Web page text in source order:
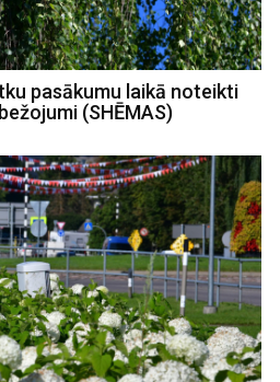
pasākumu laikā noteikti
(SHĒMAS)